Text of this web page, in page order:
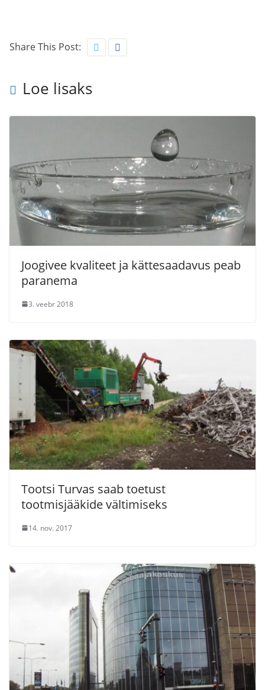
Share This Post:
Loe lisaks
Joogivee kvaliteet ja kättesaadavus peab
paranema
3. veebr 2018
Tootsi Turvas saab toetust
tootmisjääkide vältimiseks
14. nov. 2017